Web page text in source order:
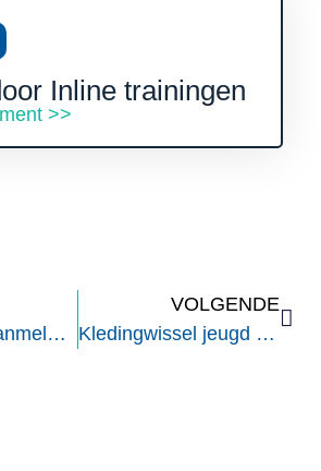
Inline trainingen
>>
Laatste dag aanmelden CK en BBQ seizoenswissel
VOLGENDE
Kledingwissel jeugd (ophalen)